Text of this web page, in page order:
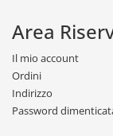
Area
Il mio account
Ordini
Indirizzo
Password